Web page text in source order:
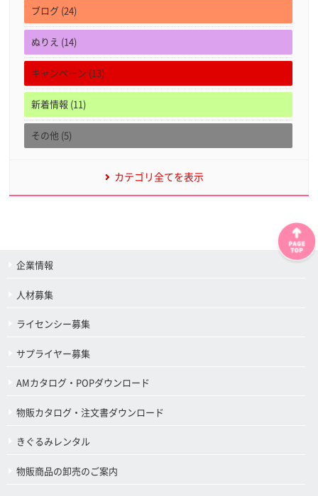
ブログ (24)
ぬりえ (14)
キャンペーン (13)
新着情報 (11)
その他 (5)
カテゴリ全てを表示
企業情報
人材募集
ライセンシー募集
サプライヤー募集
AMカタログ・POPダウンロード
物販カタログ・注文書ダウンロード
きぐるみレンタル
物販商品の卸売のご案内